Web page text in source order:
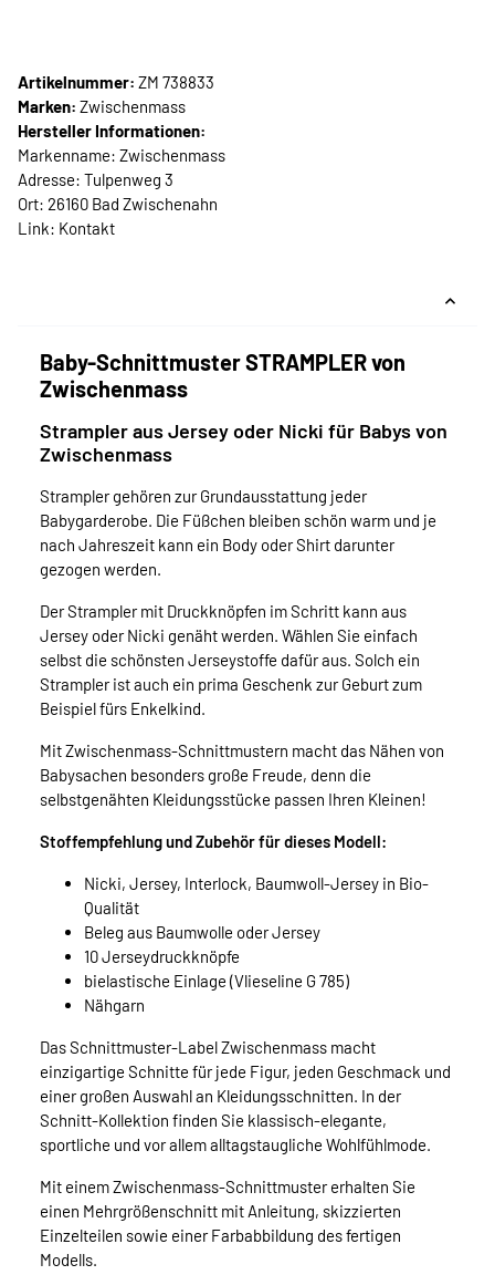
Artikelnummer: ZM 738833
Marken: Zwischenmass
Hersteller Informationen:
Markenname: Zwischenmass
Adresse: Tulpenweg 3
Ort: 26160 Bad Zwischenahn
Link: Kontakt
Baby-Schnittmuster STRAMPLER von
Zwischenmass
Strampler aus Jersey oder Nicki für Babys von
Zwischenmass
Strampler gehören zur Grundausstattung jeder
Babygarderobe. Die Füßchen bleiben schön warm und je
nach Jahreszeit kann ein Body oder Shirt darunter
gezogen werden.
Der Strampler mit Druckknöpfen im Schritt kann aus
Jersey oder Nicki genäht werden. Wählen Sie einfach
selbst die schönsten Jerseystoffe dafür aus. Solch ein
Strampler ist auch ein prima Geschenk zur Geburt zum
Beispiel fürs Enkelkind.
Mit Zwischenmass-Schnittmustern macht das Nähen von
Babysachen besonders große Freude, denn die
selbstgenähten Kleidungsstücke passen Ihren Kleinen!
Stoffempfehlung und Zubehör für dieses Modell:
Nicki, Jersey, Interlock, Baumwoll-Jersey in Bio-
Qualität
Beleg aus Baumwolle oder Jersey
10 Jerseydruckknöpfe
bielastische Einlage (Vlieseline G 785)
Nähgarn
Das Schnittmuster-Label Zwischenmass macht
einzigartige Schnitte für jede Figur, jeden Geschmack und
einer großen Auswahl an Kleidungsschnitten. In der
Schnitt-Kollektion finden Sie klassisch-elegante,
sportliche und vor allem alltagstaugliche Wohlfühlmode.
Mit einem Zwischenmass-Schnittmuster erhalten Sie
einen Mehrgrößenschnitt mit Anleitung, skizzierten
Einzelteilen sowie einer Farbabbildung des fertigen
Modells.